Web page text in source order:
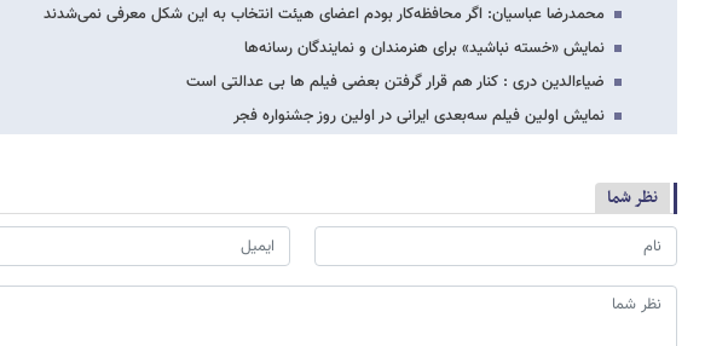
محمدرضا عباسیان: اگر محافظه‌کار بودم اعضای هیئت انتخاب به این شکل معرفی نمی‌شدند
نمایش «خسته نباشید» برای هنرمندان و نمایندگان رسانه‌ها
ضیا‌ءالدین دری : کنار هم قرار گرفتن بعضی فیلم ها بی عدالتی است
نمایش اولین فیلم سه‌بعدی ایرانی در اولین روز جشنواره فجر
نظر شما